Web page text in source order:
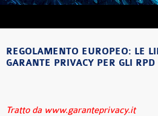
REGOLAMENTO EUROPEO: LE
GARANTE PRIVACY PER GLI RPD
Tratto da www.garanteprivacy.it